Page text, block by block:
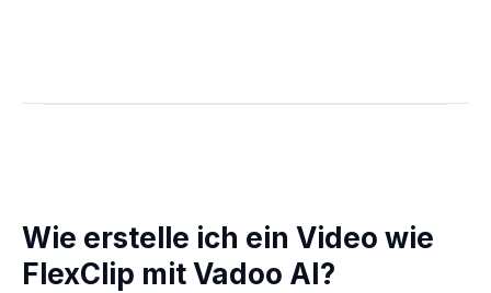
Wie erstelle ich ein Video wie
FlexClip mit Vadoo AI?